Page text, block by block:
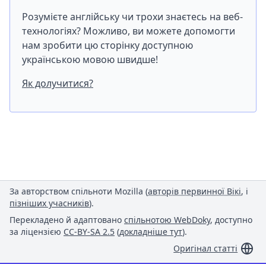
Розумієте англійську чи трохи знаєтесь на веб-
технологіях? Можливо, ви можете допомогти
нам зробити цю сторінку доступною
українською мовою швидше!
Як долучитися?
За авторством спільноти Mozilla (авторів первинної Вікі, і
пізніших учасників).
Перекладено й адаптовано спільнотою WebDoky, доступно
за ліцензією CC-BY-SA 2.5 (докладніше тут).
Оригінал статті